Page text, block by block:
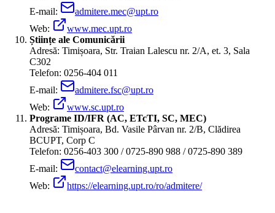
E-mail:
admitere.mec@upt.ro
Web:
www.mec.upt.ro
Științe ale Comunicării
Adresă: Timișoara, Str. Traian Lalescu nr. 2/A, et. 3, Sala
C302
Telefon: 0256-404 011
E-mail:
admitere.fsc@upt.ro
Web:
www.sc.upt.ro
Programe ID/IFR (AC, ETcTI, SC, MEC)
Adresă: Timișoara, Bd. Vasile Pârvan nr. 2/B, Clădirea
BCUPT, Corp C
Telefon: 0256-403 300 / 0725-890 988 / 0725-890 389
E-mail:
contact@elearning.upt.ro
Web:
https://elearning.upt.ro/ro/admitere/